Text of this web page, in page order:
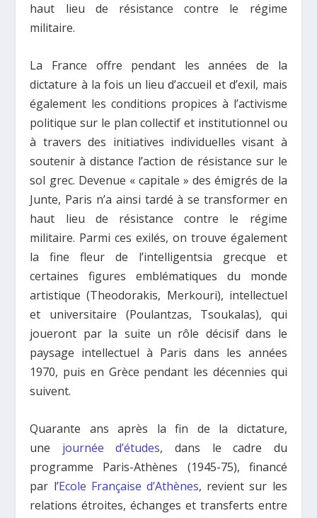
haut lieu de résistance contre le régime
militaire.
La France offre pendant les années de la
dictature à la fois un lieu d’accueil et d’exil, mais
également les conditions propices à l’activisme
politique sur le plan collectif et institutionnel ou
à travers des initiatives individuelles visant à
soutenir à distance l’action de résistance sur le
sol grec. Devenue « capitale » des émigrés de la
Junte, Paris n’a ainsi tardé à se transformer en
haut lieu de résistance contre le régime
militaire. Parmi ces exilés, on trouve également
la fine fleur de l’intelligentsia grecque et
certaines figures emblématiques du monde
artistique (Theodorakis, Merkouri), intellectuel
et universitaire (Poulantzas, Tsoukalas), qui
joueront par la suite un rôle décisif dans le
paysage intellectuel à Paris dans les années
1970, puis en Grèce pendant les décennies qui
suivent.
Quarante ans après la fin de la dictature,
une journée d’études, dans le cadre du
programme Paris-Athènes (1945-75), financé
par l’Ecole Française d’Athènes, revient sur les
relations étroites, échanges et transferts entre